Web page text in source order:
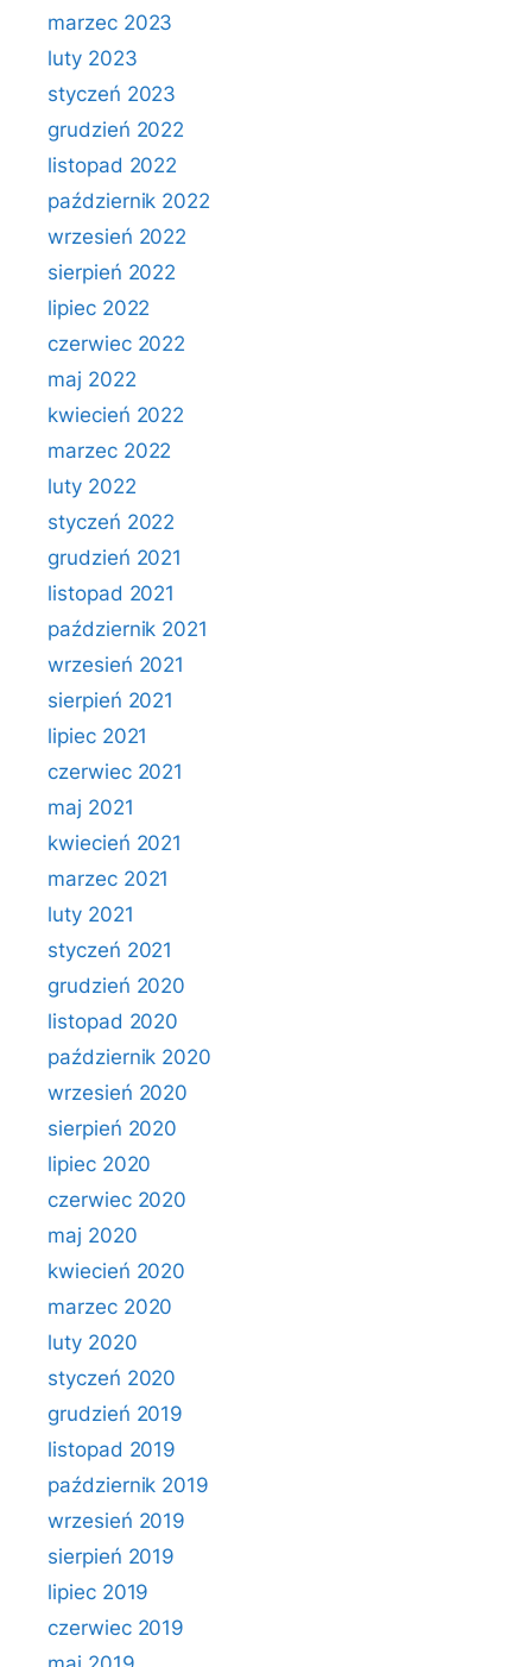
marzec 2023
luty 2023
styczeń 2023
grudzień 2022
listopad 2022
październik 2022
wrzesień 2022
sierpień 2022
lipiec 2022
czerwiec 2022
maj 2022
kwiecień 2022
marzec 2022
luty 2022
styczeń 2022
grudzień 2021
listopad 2021
październik 2021
wrzesień 2021
sierpień 2021
lipiec 2021
czerwiec 2021
maj 2021
kwiecień 2021
marzec 2021
luty 2021
styczeń 2021
grudzień 2020
listopad 2020
październik 2020
wrzesień 2020
sierpień 2020
lipiec 2020
czerwiec 2020
maj 2020
kwiecień 2020
marzec 2020
luty 2020
styczeń 2020
grudzień 2019
listopad 2019
październik 2019
wrzesień 2019
sierpień 2019
lipiec 2019
czerwiec 2019